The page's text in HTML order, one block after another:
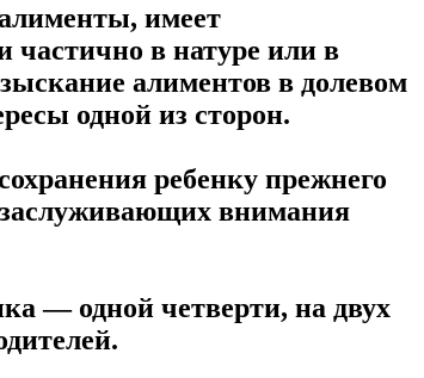
имеет
частично в натуре или в
алиментов в долевом
одной из сторон.
ребенку прежнего
заслуживающих внимания
— одной четверти, на двух